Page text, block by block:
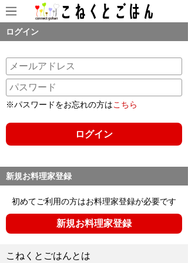
ログイン
※パスワードをお忘れの方はこちら
新規お料理家登録
初めてご利用の方はお料理家登録が必要です
新規お料理家登録
こねくとごはんとは